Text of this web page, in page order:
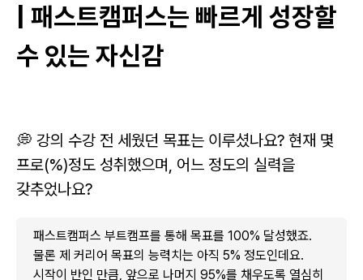
| 패스트캠퍼스는 빠르게 성장할
수 있는 자신감
💭 강의 수강 전 세웠던 목표는 이루셨나요? 현재 몇
프로(%)정도 성취했으며, 어느 정도의 실력을
갖추었나요?
패스트캠퍼스 부트캠프를 통해 목표를 100% 달성했죠.
물론 제 커리어 목표의 능력치는 아직 5% 정도인데요.
시작이 반인 만큼, 앞으로 나머지 95%를 채우도록 열심히